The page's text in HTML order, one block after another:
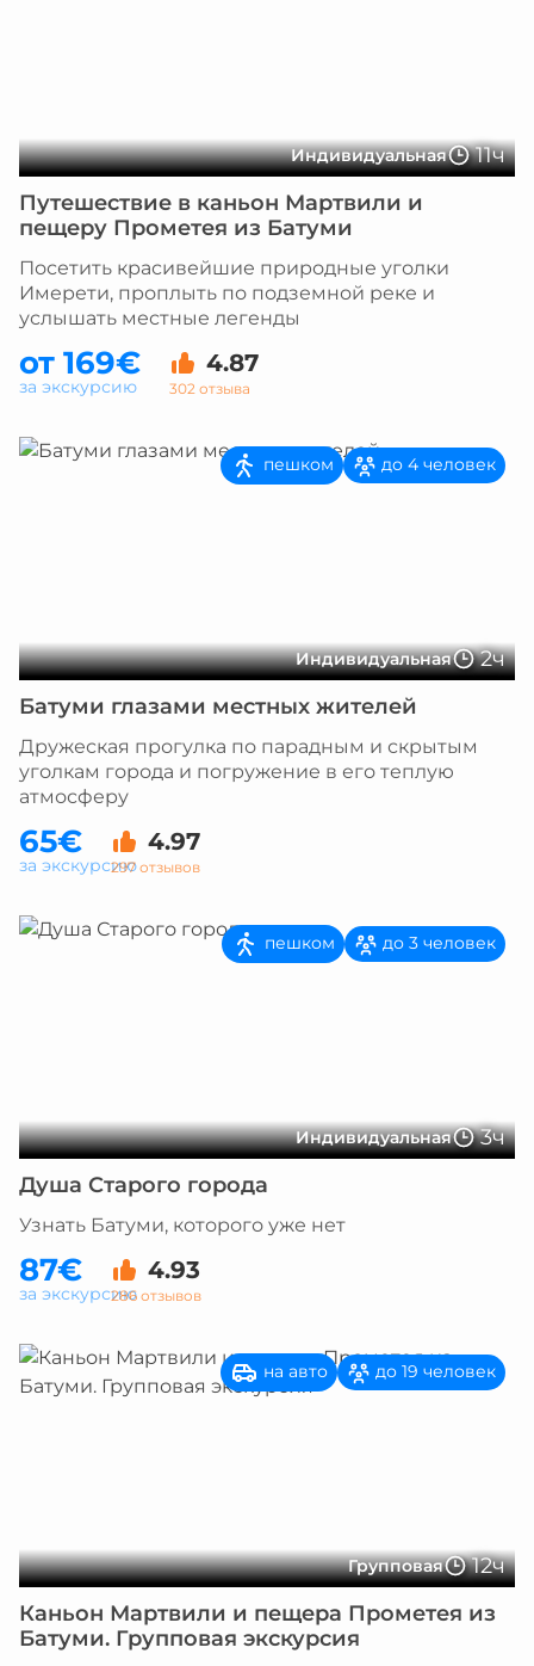
Индивидуальная 11ч
Путешествие в каньон Мартвили и
пещеру Прометея из Батуми
Посетить красивейшие природные уголки
Имерети, проплыть по подземной реке и
услышать местные легенды
от 169€ 4.87
302 отзыва
за экскурсию
Индивидуальная 2ч
пешком до 4 человек
Батуми глазами местных жителей
Дружеская прогулка по парадным и скрытым
уголкам города и погружение в его теплую
атмосферу
65€ 4.97
297 отзывов
за экскурсию
Индивидуальная 3ч
пешком до 3 человек
Душа Старого города
Узнать Батуми, которого уже нет
87€ 4.93
286 отзывов
за экскурсию
Групповая 12ч
на авто до 19 человек
Каньон Мартвили и пещера Прометея из
Батуми. Групповая экскурсия